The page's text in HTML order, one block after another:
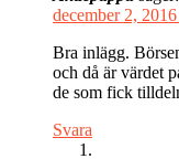
december 2,
Bra inlägg.
och då är värdet
de som fick
Svara